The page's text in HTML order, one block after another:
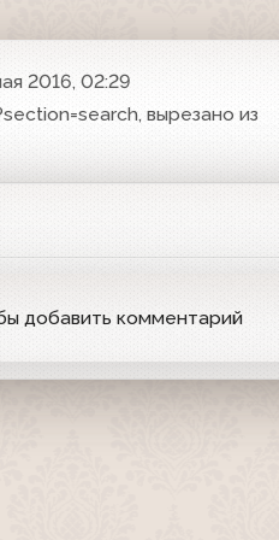
2016, 02:29
вырезано из
добавить комментарий